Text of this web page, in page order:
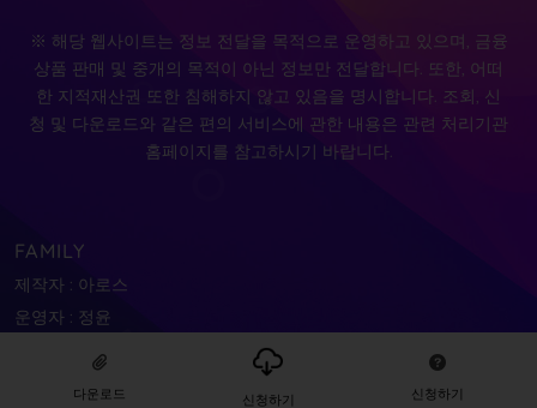
※ 해당 웹사이트는 정보 전달을 목적으로 운영하고 있으며, 금융
상품 판매 및 중개의 목적이 아닌 정보만 전달합니다. 또한, 어떠
한 지적재산권 또한 침해하지 않고 있음을 명시합니다. 조회, 신
청 및 다운로드와 같은 편의 서비스에 관한 내용은 관련 처리기관
홈페이지를 참고하시기 바랍니다.
FAMILY
제작자 : 아로스
운영자 : 정윤
다운로드 신청하기 신청하기